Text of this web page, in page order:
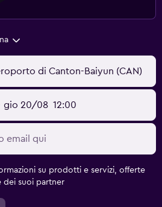
di Canton-Baiyun (CAN)
gio 20/08 12:00
su prodotti e servizi, offerte
dei suoi partner